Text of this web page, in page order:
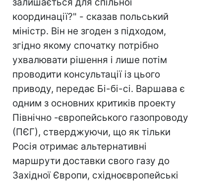
координації?" - сказав польський
міністр. Він не згоден з підходом,
згідно якому спочатку потрібно
ухвалювати рішення і лише потім
проводити консультації із цього
приводу, передає Бі-бі-сі. Варшава є
одним з основних критиків проекту
Північно -європейського газопроводу
(ПЄГ), стверджуючи, що як тільки
Росія отримає альтернативні
маршрути доставки свого газу до
Західної Європи, східноєвропейські